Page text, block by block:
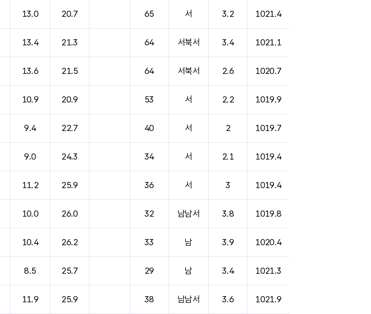
13.0 20.7 65 서 3.2 1021.4
13.4 21.3 64 서북서 3.4 1021.1
13.6 21.5 64 서북서 2.6 1020.7
10.9 20.9 53 서 2.2 1019.9
9.4 22.7 40 서 2 1019.7
9.0 24.3 34 서 2.1 1019.4
11.2 25.9 36 서 3 1019.4
10.0 26.0 32 남남서 3.8 1019.8
10.4 26.2 33 남 3.9 1020.4
8.5 25.7 29 남 3.4 1021.3
11.9 25.9 38 남남서 3.6 1021.9